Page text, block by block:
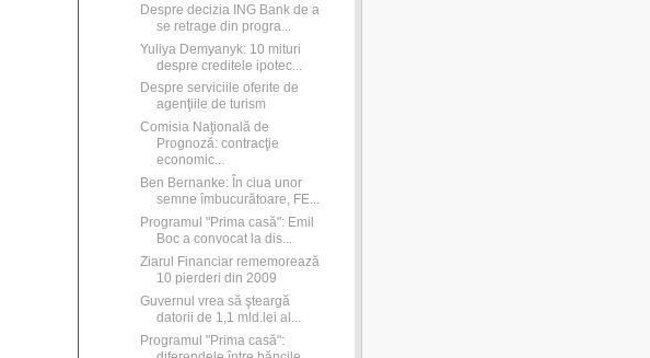
Despre decizia ING Bank de a
se retrage din progra...
Yuliya Demyanyk: 10 mituri
despre creditele ipotec...
Despre serviciile oferite de
agenţiile de turism
Comisia Naţională de
Prognoză: contracţie
economic...
Ben Bernanke: În ciua unor
semne îmbucurătoare, FE...
Programul "Prima casă": Emil
Boc a convocat la dis...
Ziarul Financiar rememorează
10 pierderi din 2009
Guvernul vrea să şteargă
datorii de 1,1 mld.lei al...
Programul "Prima casă":